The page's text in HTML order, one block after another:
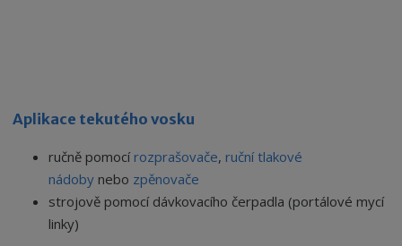
Aplikace tekutého vosku
ručně pomocí rozprašovače, ruční tlakové
nádoby nebo zpěnovače
strojově pomocí dávkovacího čerpadla (portálové mycí
linky)